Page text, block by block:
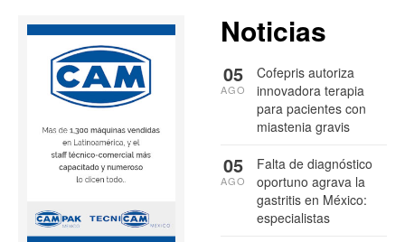
Noticias
Cofepris autoriza
innovadora terapia
para pacientes con
miastenia gravis
05
AGO
Falta de diagnóstico
oportuno agrava la
gastritis en México:
especialistas
05
AGO